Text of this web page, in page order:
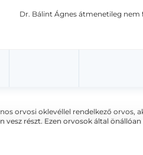
Dr. Bálint Ágnes átmenetileg nem
orvosi oklevéllel rendelkező orvos,
vesz részt. Ezen orvosok által
felügyeli az egészségügyi
A foglaljorvost.hu